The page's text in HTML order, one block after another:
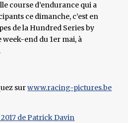
course d’endurance qui a
ce dimanche, c’est en
de la Hundred Series by
end du 1er mai, à
surwww.racing-pictures.be
de Patrick Davin